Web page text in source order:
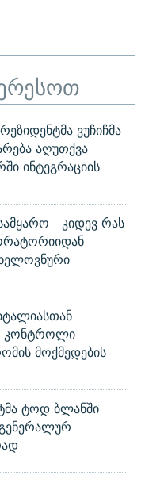
ვუჩიჩმა
აღუთქვა
ინტეგრაციის
- კიდევ რას
კონტროლი
მოქმედების
ტოდ ბლანში